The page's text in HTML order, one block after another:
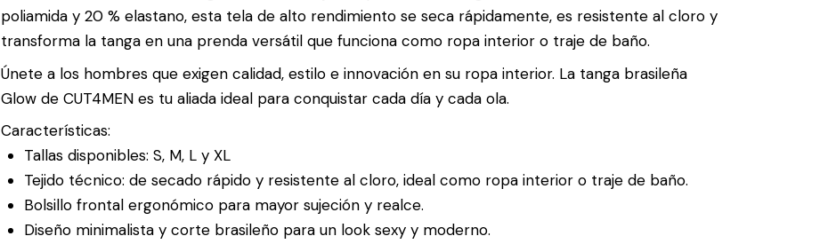
poliamida y 20 % elastano, esta tela de alto rendimiento se seca rápidamente, es resistente al cloro y
transforma la tanga en una prenda versátil que funciona como ropa interior o traje de baño.
Únete a los hombres que exigen calidad, estilo e innovación en su ropa interior. La tanga brasileña
Glow de CUT4MEN es tu aliada ideal para conquistar cada día y cada ola.
Características:
Tallas disponibles: S, M, L y XL
Tejido técnico: de secado rápido y resistente al cloro, ideal como ropa interior o traje de baño.
Bolsillo frontal ergonómico para mayor sujeción y realce.
Diseño minimalista y corte brasileño para un look sexy y moderno.